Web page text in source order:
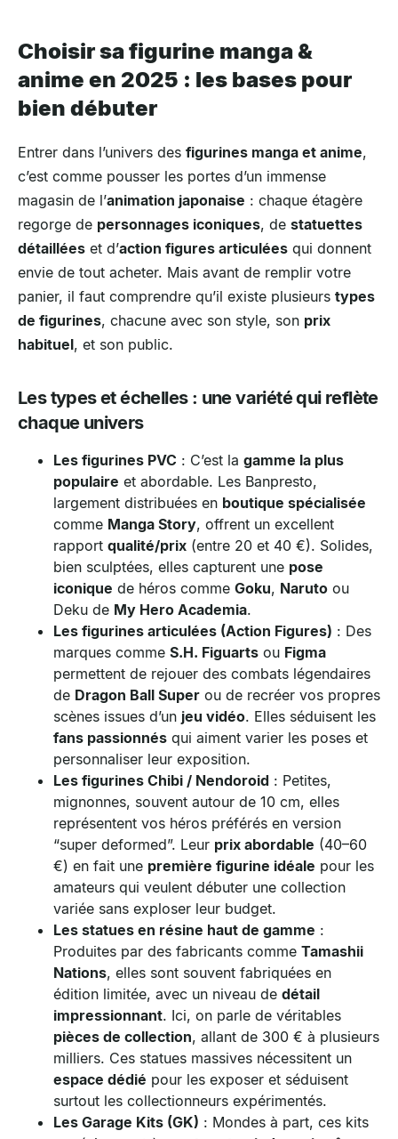
Choisir sa figurine manga &
anime en 2025 : les bases pour
bien débuter
Entrer dans l’univers des figurines manga et anime,
c’est comme pousser les portes d’un immense
magasin de l’animation japonaise : chaque étagère
regorge de personnages iconiques, de statuettes
détaillées et d’action figures articulées qui donnent
envie de tout acheter. Mais avant de remplir votre
panier, il faut comprendre qu’il existe plusieurs types
de figurines, chacune avec son style, son prix
habituel, et son public.
Les types et échelles : une variété qui reflète
chaque univers
Les figurines PVC : C’est la gamme la plus
populaire et abordable. Les Banpresto,
largement distribuées en boutique spécialisée
comme Manga Story, offrent un excellent
rapport qualité/prix (entre 20 et 40 €). Solides,
bien sculptées, elles capturent une pose
iconique de héros comme Goku, Naruto ou
Deku de My Hero Academia.
Les figurines articulées (Action Figures) : Des
marques comme S.H. Figuarts ou Figma
permettent de rejouer des combats légendaires
de Dragon Ball Super ou de recréer vos propres
scènes issues d’un jeu vidéo. Elles séduisent les
fans passionnés qui aiment varier les poses et
personnaliser leur exposition.
Les figurines Chibi / Nendoroid : Petites,
mignonnes, souvent autour de 10 cm, elles
représentent vos héros préférés en version
“super deformed”. Leur prix abordable (40–60
€) en fait une première figurine idéale pour les
amateurs qui veulent débuter une collection
variée sans exploser leur budget.
Les statues en résine haut de gamme :
Produites par des fabricants comme Tamashii
Nations, elles sont souvent fabriquées en
édition limitée, avec un niveau de détail
impressionnant. Ici, on parle de véritables
pièces de collection, allant de 300 € à plusieurs
milliers. Ces statues massives nécessitent un
espace dédié pour les exposer et séduisent
surtout les collectionneurs expérimentés.
Les Garage Kits (GK) : Mondes à part, ces kits